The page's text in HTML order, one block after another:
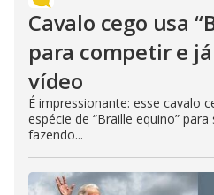
Cavalo cego usa
para competir e
vídeo
É impressionante: esse cavalo
espécie de “Braille equino”
fazendo...